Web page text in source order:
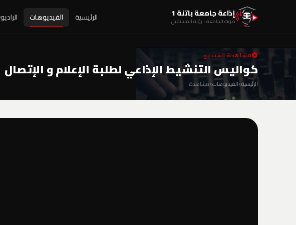
إذاعة جامعة باتنة 1
صوت الجامعة - رؤية المستقبل الرئيسية الفيديوهات الراديو
مشاهدة الفيديو
كواليس التنشيط الإذاعي لطلبة الإعلام و الإتصال
الرئيسية الفيديوهات مشاهدة